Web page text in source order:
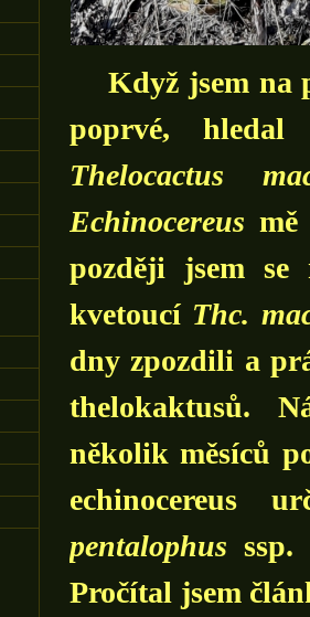
Když jsem na
poprvé,
Thelocactus
Echinocereus
později jsem
kvetoucí Thc.
dny zpozdili a
thelokaktusů.
několik měsíců
echinocereus
pentalophus ssp.
Pročítal jsem